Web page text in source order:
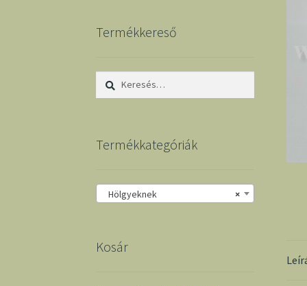
Termékkereső
Keresés:
Termékkategóriák
×
Hölgyeknek
Kosár